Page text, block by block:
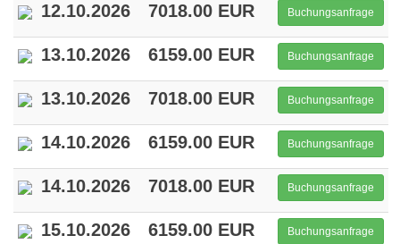
12.10.2026 7018.00 EUR Buchungsanfrage
13.10.2026 6159.00 EUR Buchungsanfrage
13.10.2026 7018.00 EUR Buchungsanfrage
14.10.2026 6159.00 EUR Buchungsanfrage
14.10.2026 7018.00 EUR Buchungsanfrage
15.10.2026 6159.00 EUR Buchungsanfrage